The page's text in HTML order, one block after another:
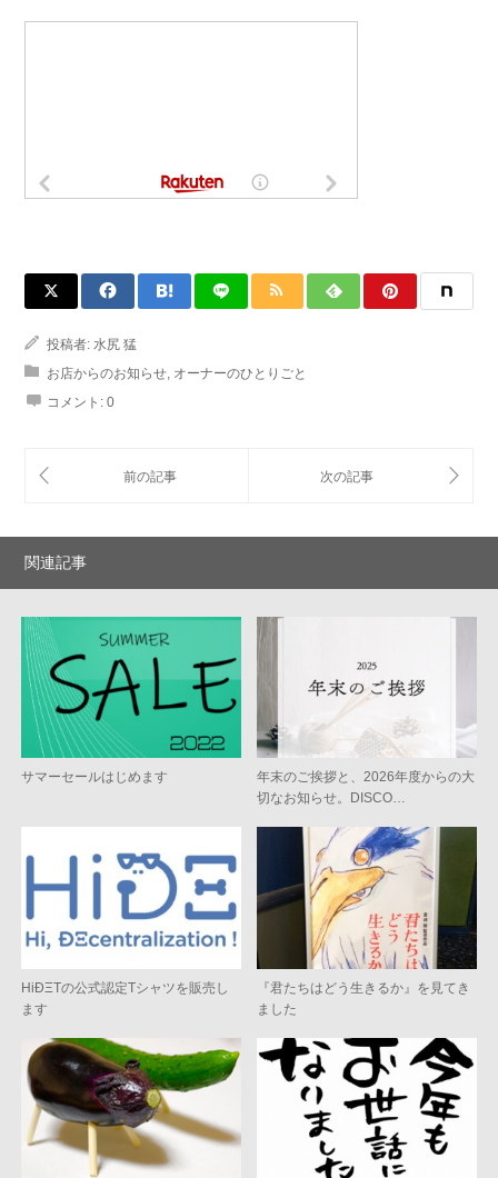
投稿者: 水尻 猛
お店からのお知らせ, オーナーのひとりごと
コメント: 0
関連記事
サマーセールはじめます
年末のご挨拶と、2026年度からの大
切なお知らせ。DISCO…
HiÐΞTの公式認定Tシャツを販売し
ます
『君たちはどう生きるか』を見てき
ました